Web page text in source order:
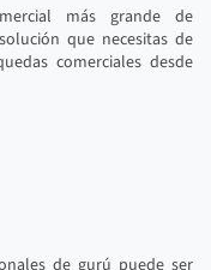
más grande de
que necesitas de
comerciales desde
de gurú puede ser